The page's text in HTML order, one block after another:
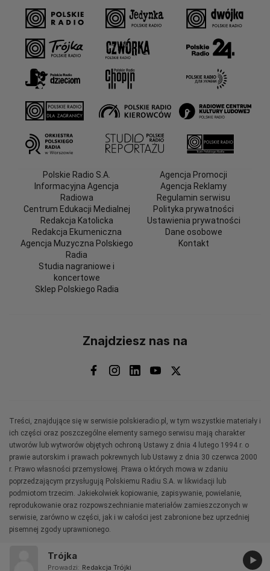
Trójka
Prowadzi: Redakcja Trójki
Polskie Radio S.A.
Informacyjna Agencja
Radiowa
Centrum Edukacji Medialnej
Redakcja Katolicka
Redakcja Ekumeniczna
Agencja Muzyczna Polskiego
Radia
Studia nagraniowe i
koncertowe
Sklep Polskiego Radia
Agencja Promocji
Agencja Reklamy
Regulamin serwisu
Polityka prywatności
Ustawienia prywatności
Dane osobowe
Kontakt
Znajdziesz nas na
Treści, znajdujące się w serwisie polskieradio.pl, w tym wszystkie materiały i
ich części oraz poszczególne elementy samego serwisu mają charakter
utworów lub wytworów objętych ochroną Ustawy z dnia 4 lutego 1994 r. o
prawie autorskim i prawach pokrewnych lub Ustawy z dnia 30 czerwca 2000
r. Prawo własności przemysłowej. Prawa o których mowa w zdaniu
poprzedzającym przysługują Polskiemu Radiu S.A. w likwidacji lub
podmiotom trzecim. Jakiekolwiek kopiowanie, zapisywanie, powielanie,
reprodukowanie oraz rozpowszechnianie materiałów zamieszczonych w
serwisie, zarówno w części, jak i w całości jest zabronione bez uprzedniej
pisemnej zgody uprawnionego.